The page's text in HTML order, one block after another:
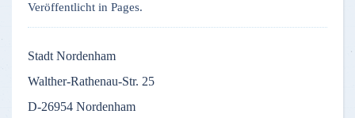
Veröffentlicht in Pages.
Stadt Nordenham
Walther-Rathenau-Str. 25
D-26954 Nordenham